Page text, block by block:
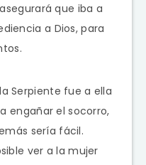
que iba a
a Dios, para
Serpiente fue a ella
engañar el socorro,
sería fácil.
ver a la mujer